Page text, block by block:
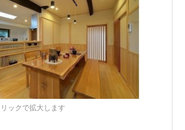
ックで拡大します